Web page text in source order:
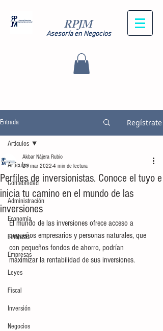
RPJM
Asesoría en Negocios
Entrada Regístrate
Artículos
Contabilidad
Administración
Economía
Finanzas
Empresas
Leyes
Fiscal
Inversión
Negocios
Artículos
Perfiles de inversionistas. Conoce el tuyo e
inicia tu camino en el mundo de las
inversiones
Akbar Nájera Rubio
21 mar 2022 4 min de lectura
El mundo de las inversiones ofrece acceso a
pequeños empresarios y personas naturales, que
con pequeños fondos de ahorro, podrían
maximizar la rentabilidad de sus inversiones.